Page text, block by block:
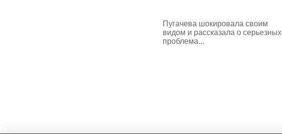
Пугачева шокировала своим
видом и рассказала о серьезных
проблема...